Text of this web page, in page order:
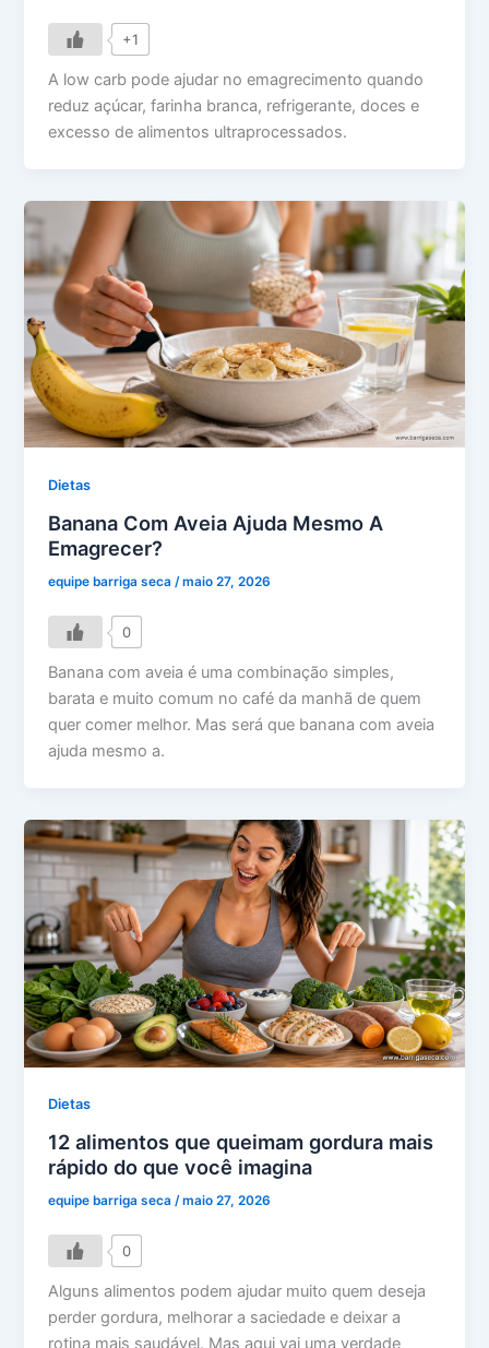
+1
A low carb pode ajudar no emagrecimento quando
reduz açúcar, farinha branca, refrigerante, doces e
excesso de alimentos ultraprocessados.
Dietas
Banana Com Aveia Ajuda Mesmo A
Emagrecer?
equipe barriga seca/maio 27, 2026
0
Banana com aveia é uma combinação simples,
barata e muito comum no café da manhã de quem
quer comer melhor. Mas será que banana com aveia
ajuda mesmo a.
Dietas
12 alimentos que queimam gordura mais
rápido do que você imagina
equipe barriga seca/maio 27, 2026
0
Alguns alimentos podem ajudar muito quem deseja
perder gordura, melhorar a saciedade e deixar a
rotina mais saudável. Mas aqui vai uma verdade